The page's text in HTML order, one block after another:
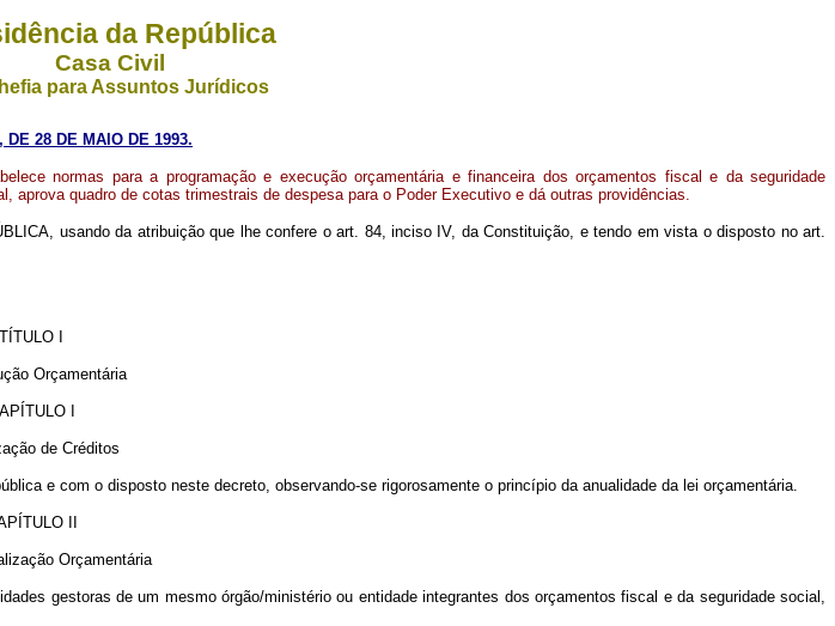
da República
Casa Civil
para Assuntos Jurídicos
DE 28 DE MAIO DE 1993.
normas para a programação e execução orçamentária e financeira dos orçamentos fiscal e da seguridade
aprova quadro de cotas trimestrais de despesa para o Poder Executivo e dá outras providências.
usando da atribuição que lhe confere o art. 84, inciso IV, da Constituição, e tendo em vista o disposto no art.
TÍTULO I
Orçamentária
I
de Créditos
e com o disposto neste decreto, observando-se rigorosamente o princípio da anualidade da lei orçamentária.
II
Orçamentária
gestoras de um mesmo órgão/ministério ou entidade integrantes dos orçamentos fiscal e da seguridade social,